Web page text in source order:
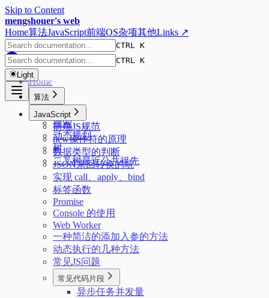
Skip to Content
mengshouer's web
Home算法JavaScript前端OS杂项其他Links ↗
CTRL K
Light
CTRL K
Home
算法
排序
搜索
动态规划
树
二叉树最近公共祖先
JavaScript
前端JS规范
new操作符的原理
数据类型的判断
JSON来回转换的坑
实现 call、apply、bind
标签函数
Promise
Console 的使用
Web Worker
一种简洁的添加入参的方法
动态执行的几种方法
常见JS问题
常见代码片段
异步任务并发量